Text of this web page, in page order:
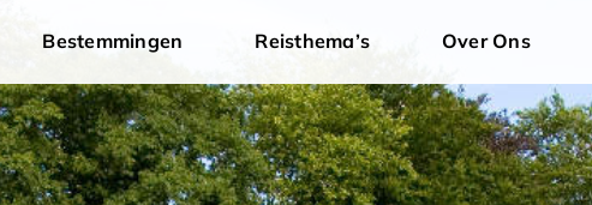
Bestemmingen Reisthema’s Over Ons